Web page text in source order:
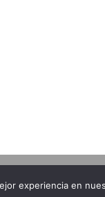
experiencia en